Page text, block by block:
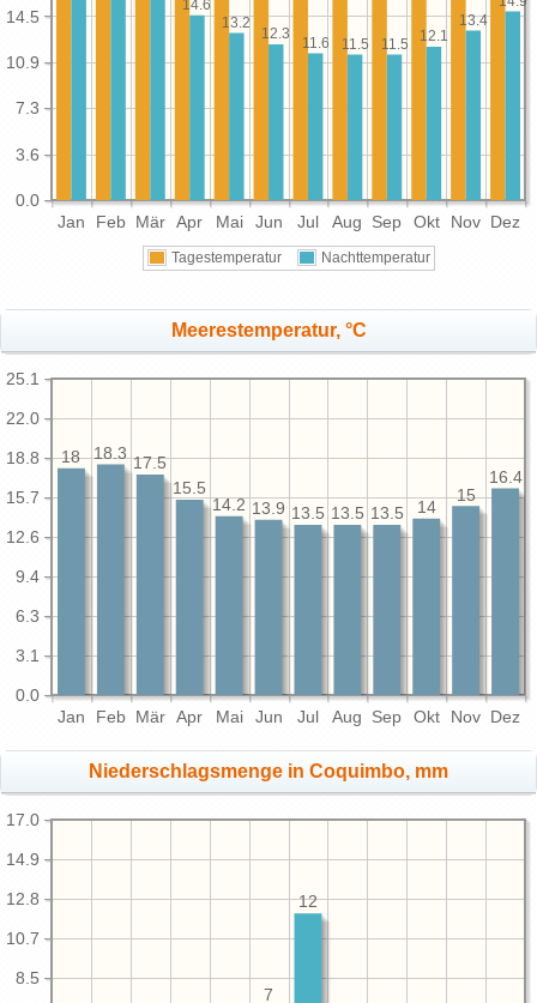
Jan Feb Mär Apr Mai Jun Jul Aug Sep Okt Nov Dez
0.0
3.6
7.3
10.9
14.5
13.4
12.1
11.5
11.5
11.6
12.3
13.2
14.6
Tagestemperatur Nachttemperatur
Meerestemperatur, °C
Jan Feb Mär Apr Mai Jun Jul Aug Sep Okt Nov Dez
0.0
3.1
6.3
9.4
12.6
15.7
18.8
22.0
25.1
16.4
15
14
13.5
13.5
13.5
13.9
14.2
15.5
17.5
18.3
18
Niederschlagsmenge in Coquimbo, mm
8.5
10.7
12.8
14.9
17.0
12
7